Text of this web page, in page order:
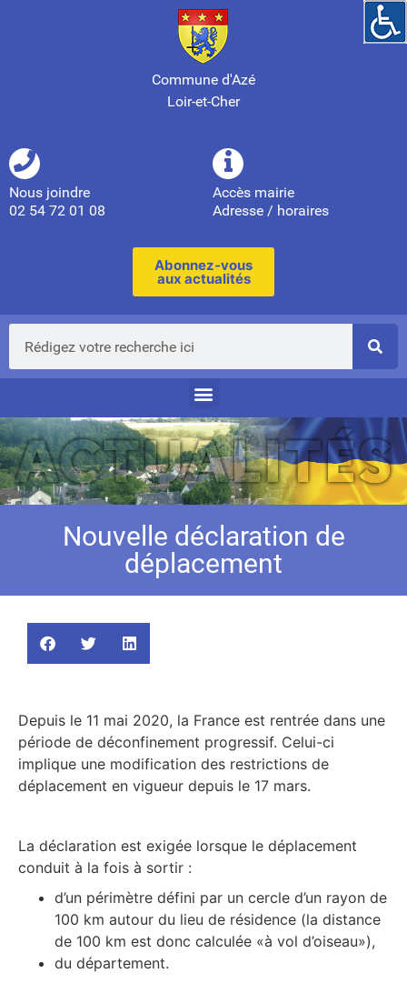
Commune d'Azé
Loir-et-Cher
Nous joindre
02 54 72 01 08
Accès mairie
Adresse / horaires
Abonnez-vous
aux actualités
Nouvelle déclaration de
déplacement
Depuis le 11 mai 2020, la France est rentrée dans une
période de déconfinement progressif. Celui-ci
implique une modification des restrictions de
déplacement en vigueur depuis le 17 mars.
La déclaration est exigée lorsque le déplacement
conduit à la fois à sortir :
d’un périmètre défini par un cercle d’un rayon de
100 km autour du lieu de résidence (la distance
de 100 km est donc calculée «à vol d’oiseau»),
du département.